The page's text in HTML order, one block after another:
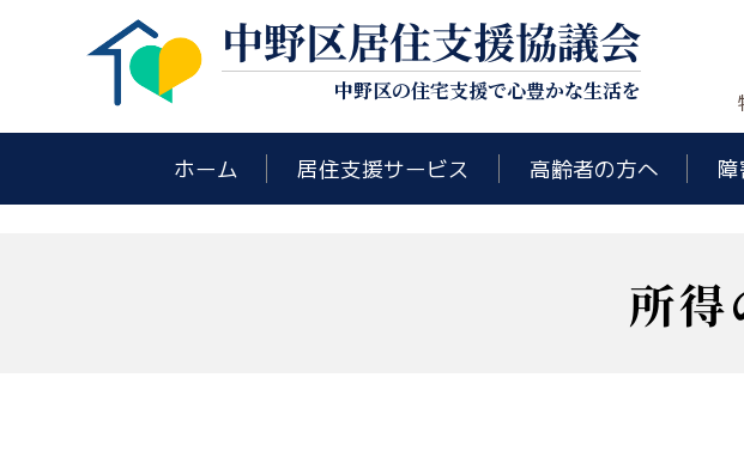
中野区居住支援協議会
中野区の住宅支援で心豊かな生活を
ホーム 居住支援サービス 高齢者の方へ
所得